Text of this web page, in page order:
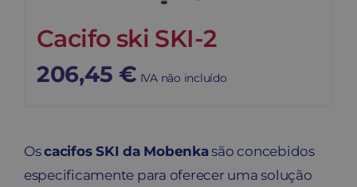
Cacifo ski SKI-2
206,45 € IVA não incluído
Oscacifos SKI da Mobenkasão concebidos
especificamente para oferecer uma solução